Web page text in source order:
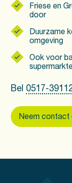
Friese en
door
Duurzame
omgeving
Ook voor
Bel 0517-
Neem contact